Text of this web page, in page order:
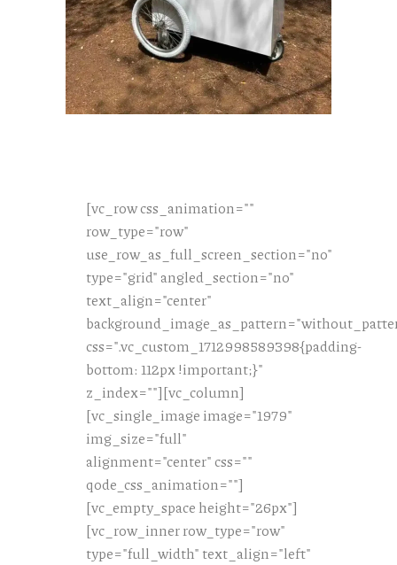
[vc_row css_animation=""
row_type="row"
use_row_as_full_screen_section="no"
type="grid" angled_section="no"
text_align="center"
css=".vc_custom_1712998589398{padding-
bottom: 112px !important;}"
z_index=""][vc_column]
[vc_single_image image="1979"
img_size="full"
alignment="center" css=""
qode_css_animation=""]
[vc_empty_space height="26px"]
[vc_row_inner row_type="row"
type="full_width" text_align="left"